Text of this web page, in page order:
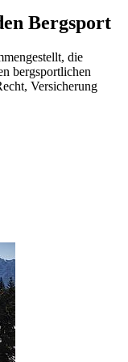
Bergsport
die
bergsportlichen
Versicherung